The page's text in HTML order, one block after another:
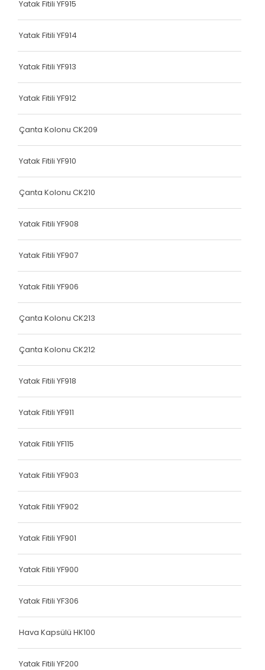
Dokuma Lastiği
Hava Kapsülü
Hava Kapsülü
Hava Kapsülü
Dokuma Lastiği
Hava Kapsülü
Terlik Kolonu
Terlik Kolonu
Terlik Kolonu
Terlik Kolonu
Terlik Kolonu
Terlik Kolonu
Terlik Kolonu
Terlik Kolonu
Terlik Kolonu
Terlik Kolonu
Terlik Kolonu
Yatak Fitili YF915
Yatak Fitili YF914
Yatak Fitili YF913
Yatak Fitili YF912
Çanta Kolonu CK209
Yatak Fitili YF910
Çanta Kolonu CK210
Yatak Fitili YF908
Yatak Fitili YF907
Yatak Fitili YF906
Çanta Kolonu CK213
Çanta Kolonu CK212
Yatak Fitili YF918
Yatak Fitili YF911
Yatak Fitili YF115
Yatak Fitili YF903
Yatak Fitili YF902
Yatak Fitili YF901
Yatak Fitili YF900
Yatak Fitili YF306
Hava Kapsülü HK100
Yatak Fitili YF200